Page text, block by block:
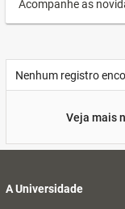
Acompanhe as
Nenhum registro
Veja mais
A Universidade